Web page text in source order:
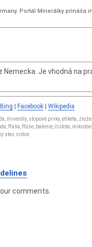
Portál Minerálky prináša
Nemecka. Je vhodná na
Bing Facebook Wikipedia
minerály, stopové prvky, etiketa,
fľaša, fľaše, balenie, čistota,
stav, srdce
comments.